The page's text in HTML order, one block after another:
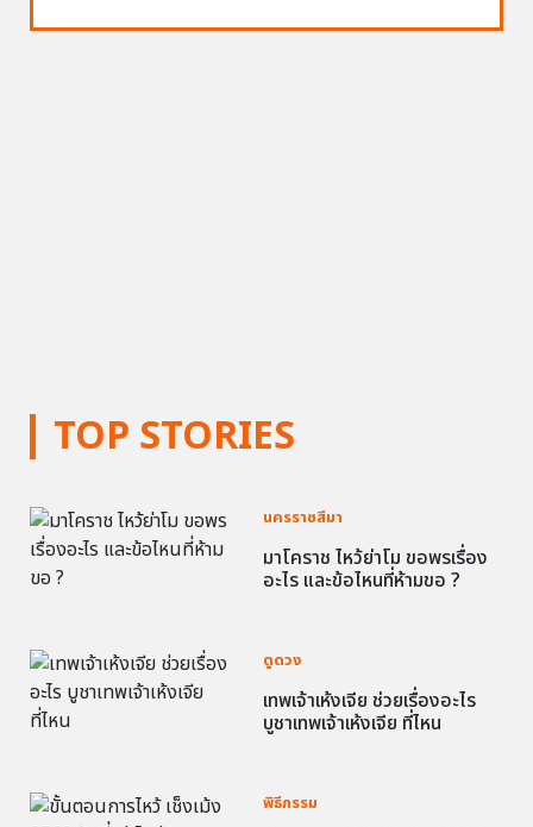
TOP STORIES
นครราชสีมา
มาโคราช ไหว้ย่าโม ขอพรเรื่อง
อะไร และข้อไหนที่ห้ามขอ ?
ดูดวง
เทพเจ้าเห้งเจีย ช่วยเรื่องอะไร
บูชาเทพเจ้าเห้งเจีย ที่ไหน
พิธีกรรม